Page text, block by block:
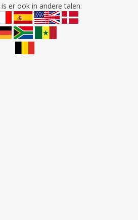
er ook in andere talen: